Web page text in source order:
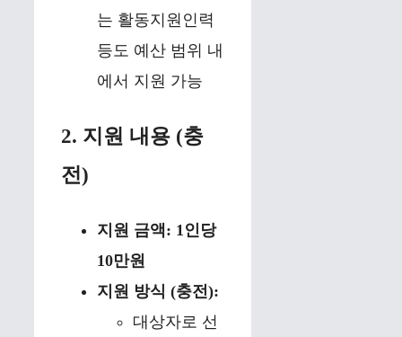
는 활동지원인력
등도 예산 범위 내
에서 지원 가능
2. 지원 내용 (충
전)
지원 금액: 1인당
10만원
지원 방식 (충전):
대상자로 선